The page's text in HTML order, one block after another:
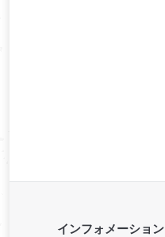
インフォメーション